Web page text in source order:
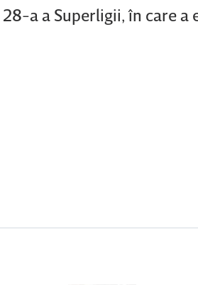
a a Superligii, în care a